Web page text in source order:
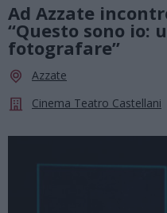
Ad Azzate
“Questo sono io:
fotografare”
Azzate
Cinema Teatro Castellani